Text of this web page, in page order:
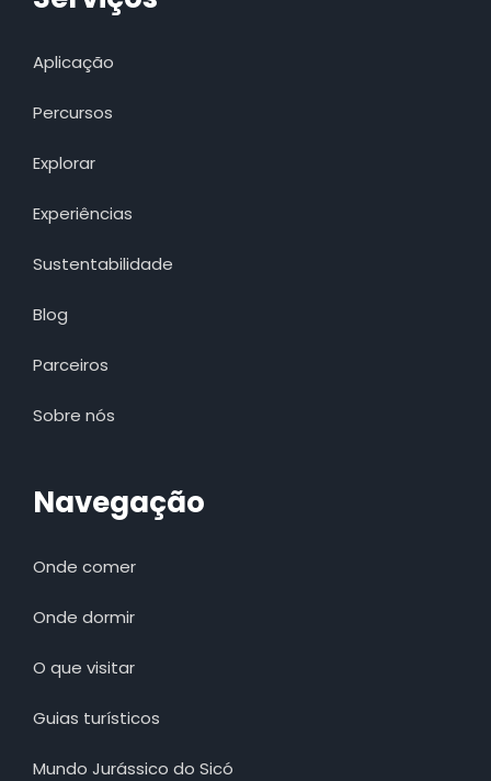
Aplicação
Percursos
Explorar
Experiências
Sustentabilidade
Blog
Parceiros
Sobre nós
Navegação
Onde comer
Onde dormir
O que visitar
Guias turísticos
Mundo Jurássico do Sicó